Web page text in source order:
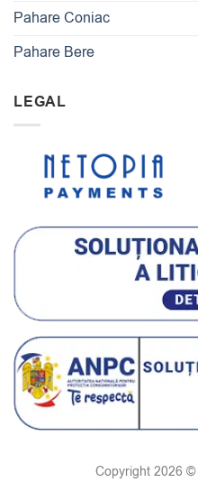
Pahare Coniac
Pahare Bere
LEGAL
Copyright 2026 ©